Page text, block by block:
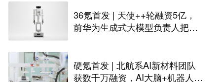
36氪首发 | 天使++轮融资5亿，
前华为生成式大模型负责人把家
硬氪首发 | 北航系AI新材料团队
获数千万融资，AI大脑+机器人自